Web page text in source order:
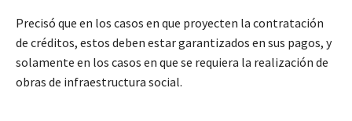
Precisó que en los casos en que proyecten la contratación
de créditos, estos deben estar garantizados en sus pagos, y
solamente en los casos en que se requiera la realización de
obras de infraestructura social.